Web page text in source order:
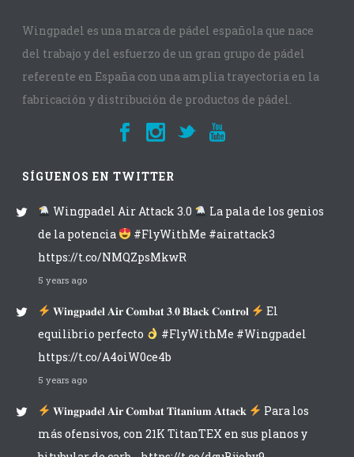
Wingpadel es una marca de pádel española que nace
del trabajo y del esfuerzo de un gran grupo de pádel
referente en España con una amplia trayectoria en la
fabricación y distribución de productos de pádel.
SÍGUENOS EN TWITTER
Wingpadel Air Attack 3.0
La pala de los genios
de la potencia
#FlyWithMe #airattack3
https://t.co/NMQZpsMkwR
5 years ago
𝐖𝐢𝐧𝐠𝐩𝐚𝐝𝐞𝐥 𝐀𝐢𝐫 𝐂𝐨𝐦𝐛𝐚𝐭 𝟑.𝟎 𝐁𝐥𝐚𝐜𝐤 𝐂𝐨𝐧𝐭𝐫𝐨𝐥
El
equilibrio perfecto
#FlyWithMe #Wingpadel
https://t.co/A4oiW0ce4b
5 years ago
𝐖𝐢𝐧𝐠𝐩𝐚𝐝𝐞𝐥 𝐀𝐢𝐫 𝐂𝐨𝐦𝐛𝐚𝐭 𝐓𝐢𝐭𝐚𝐧𝐢𝐮𝐦 𝐀𝐭𝐭𝐚𝐜𝐤
Para los
más ofensivos, con 21K TitanTEX en sus planos y